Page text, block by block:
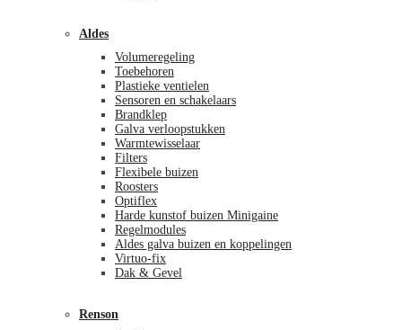
Aldes
Volumeregeling
Toebehoren
Plastieke ventielen
Sensoren en schakelaars
Brandklep
Galva verloopstukken
Warmtewisselaar
Filters
Flexibele buizen
Roosters
Optiflex
Harde kunstof buizen Minigaine
Regelmodules
Aldes galva buizen en koppelingen
Virtuo-fix
Dak & Gevel
Renson